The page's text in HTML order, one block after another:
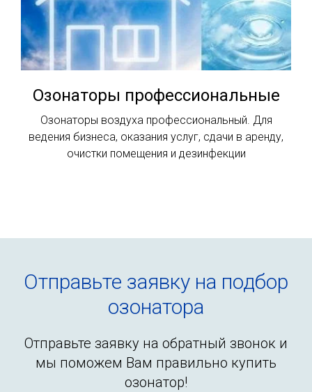
Озонаторы профессиональные
Озонаторы воздуха профессиональный. Для
ведения бизнеса, оказания услуг, сдачи в аренду,
очистки помещения и дезинфекции
Отправьте заявку на подбор
озонатора
Отправьте заявку на обратный звонок и
мы поможем Вам правильно купить
озонатор!